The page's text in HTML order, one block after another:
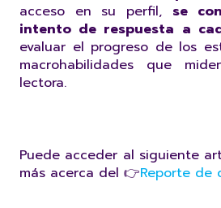
acceso en su perfil, se
intento de respuesta a
evaluar el progreso de los
macrohabilidades que
lectora.
Puede acceder al siguiente
más acerca del 👉Reporte de